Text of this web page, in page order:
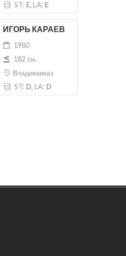
ST: E, LA: E
ИГОРЬ КАРАЕВ
1980
182 cм.
Владикавказ
ST: D, LA: D